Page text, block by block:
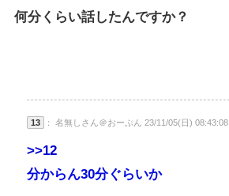
何分くらい話したんですか？
13 ： 名無しさん＠おーぷん 23/11/05(日) 08:43:08
>>12
分からん30分ぐらいか